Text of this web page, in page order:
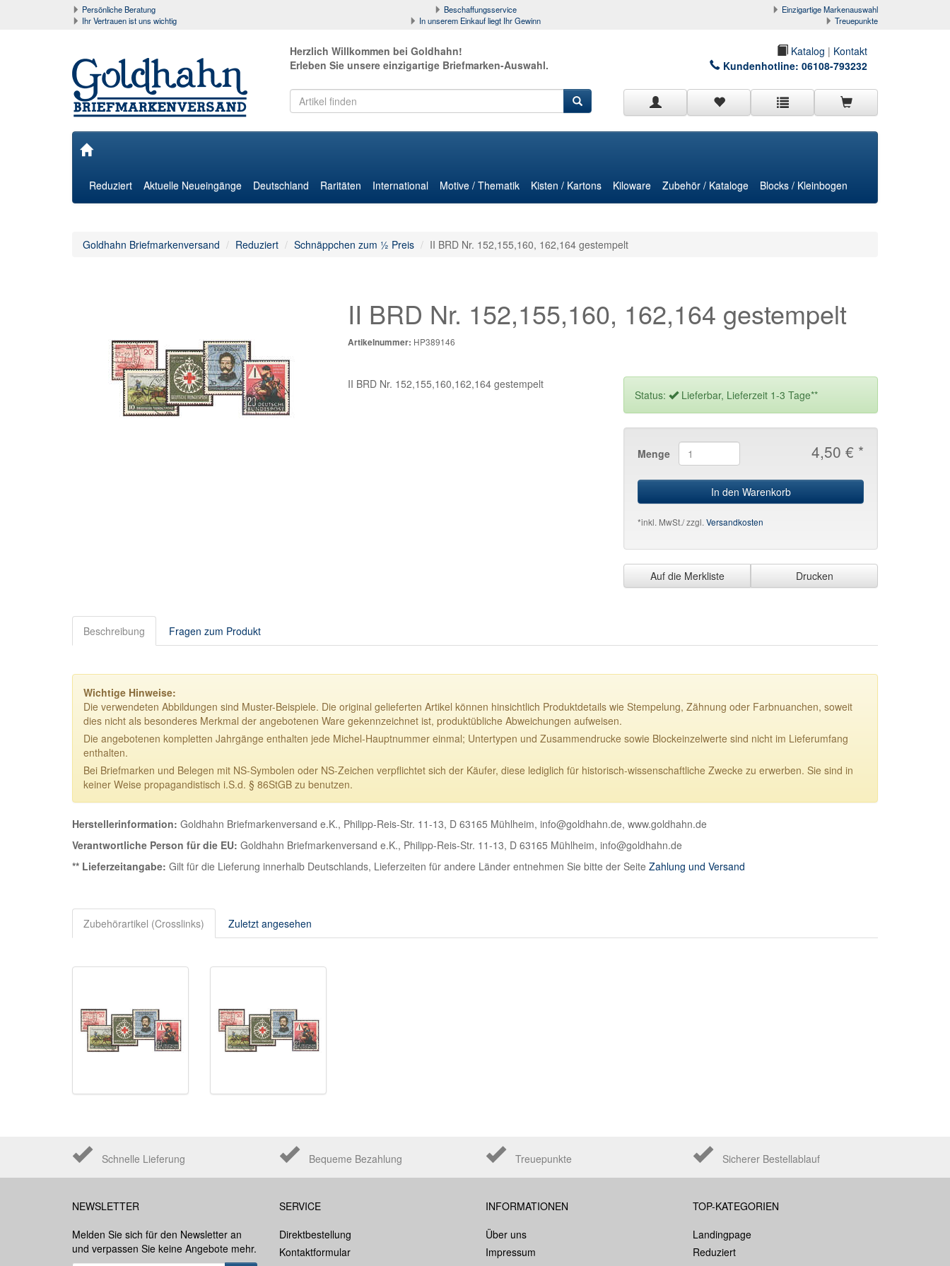
Persönliche Beratung Beschaffungsservice
Einzigartige Markenauswahl
Ihr Vertrauen ist uns wichtig
In unserem Einkauf liegt Ihr Gewinn Treuepunkte
Herzlich Willkommen bei Goldhahn!
Erleben Sie unsere einzigartige Briefmarken-Auswahl.
Katalog | Kontakt
Kundenhotline: 06108-793232
Reduziert Aktuelle Neueingänge Deutschland Raritäten International Motive / Thematik Kisten / Kartons Kiloware Zubehör / Kataloge Blocks / Kleinbogen
Goldhahn Briefmarkenversand Reduziert Schnäppchen zum ½ Preis II BRD Nr. 152,155,160, 162,164 gestempelt
II BRD Nr. 152,155,160, 162,164 gestempelt
Artikelnummer: HP389146
II BRD Nr. 152,155,160,162,164 gestempelt
Status:
Lieferbar, Lieferzeit 1-3 Tage**
4,50 € *
Menge
In den Warenkorb
*inkl. MwSt./ zzgl. Versandkosten
Auf die Merkliste Drucken
Beschreibung Fragen zum Produkt
Wichtige Hinweise:
Die verwendeten Abbildungen sind Muster-Beispiele. Die original gelieferten Artikel können hinsichtlich Produktdetails wie Stempelung, Zähnung oder Farbnuanchen, soweit
dies nicht als besonderes Merkmal der angebotenen Ware gekennzeichnet ist, produktübliche Abweichungen aufweisen.
Die angebotenen kompletten Jahrgänge enthalten jede Michel-Hauptnummer einmal; Untertypen und Zusammendrucke sowie Blockeinzelwerte sind nicht im Lieferumfang
enthalten.
Bei Briefmarken und Belegen mit NS-Symbolen oder NS-Zeichen verpflichtet sich der Käufer, diese lediglich für historisch-wissenschaftliche Zwecke zu erwerben. Sie sind in
keiner Weise propagandistisch i.S.d. § 86StGB zu benutzen.
Herstellerinformation: Goldhahn Briefmarkenversand e.K., Philipp-Reis-Str. 11-13, D 63165 Mühlheim, info@goldhahn.de, www.goldhahn.de
Verantwortliche Person für die EU: Goldhahn Briefmarkenversand e.K., Philipp-Reis-Str. 11-13, D 63165 Mühlheim, info@goldhahn.de
** Lieferzeitangabe: Gilt für die Lieferung innerhalb Deutschlands, Lieferzeiten für andere Länder entnehmen Sie bitte der Seite Zahlung und Versand
Zubehörartikel (Crosslinks) Zuletzt angesehen
Schnelle Lieferung Bequeme Bezahlung Treuepunkte Sicherer Bestellablauf
NEWSLETTER
Melden Sie sich für den Newsletter an
und verpassen Sie keine Angebote mehr.
SERVICE
Direktbestellung
Kontaktformular
INFORMATIONEN
Über uns
Impressum
TOP-KATEGORIEN
Landingpage
Reduziert